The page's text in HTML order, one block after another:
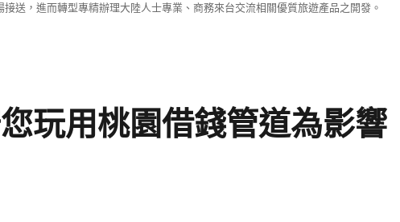
送，進而轉型專精辦理大陸人士專業、商務來台交流相關優質旅遊產品之開發。
玩用桃園借錢管道為影響